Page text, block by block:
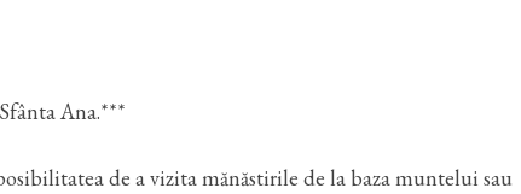
Ana.***
de a vizita mănăstirile de la baza muntelui sau